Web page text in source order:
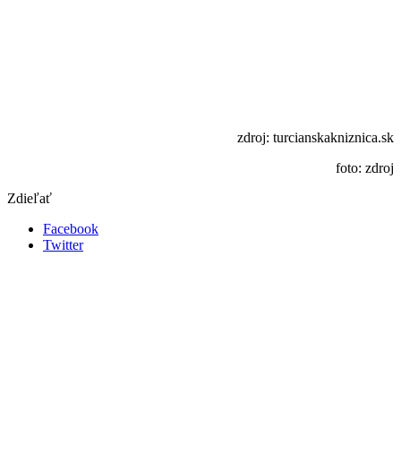
zdroj: turcianskakniznica.sk
foto: zdroj
Zdieľať
Facebook
Twitter